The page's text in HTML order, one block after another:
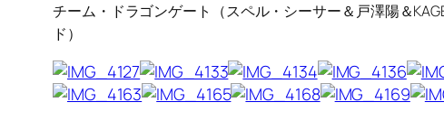
チーム・ドラゴンゲート（スペル・シーサー＆戸澤陽＆
ド）